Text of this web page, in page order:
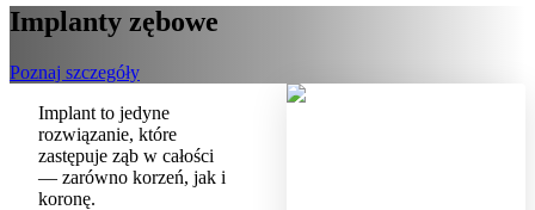
Implanty zębowe
Poznaj szczegóły
Implant to jedyne
rozwiązanie, które
zastępuje ząb w całości
— zarówno korzeń, jak i
koronę.